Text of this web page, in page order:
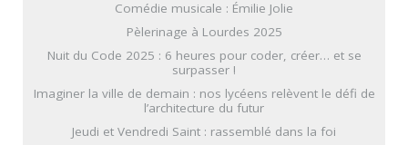
Comédie musicale : Émilie Jolie
Pèlerinage à Lourdes 2025
Nuit du Code 2025 : 6 heures pour coder, créer… et se
surpasser !
Imaginer la ville de demain : nos lycéens relèvent le défi de
l’architecture du futur
Jeudi et Vendredi Saint : rassemblé dans la foi